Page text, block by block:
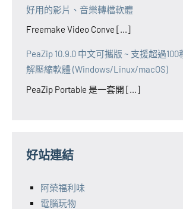
好用的影片、音樂轉檔軟體
Freemake Video Conve [...]
PeaZip 10.9.0 中文可攜版 ~ 支援超過
解壓縮軟體 (Windows/Linux/macOS)
PeaZip Portable 是一套開 [...]
好站連結
阿榮福利味
電腦玩物